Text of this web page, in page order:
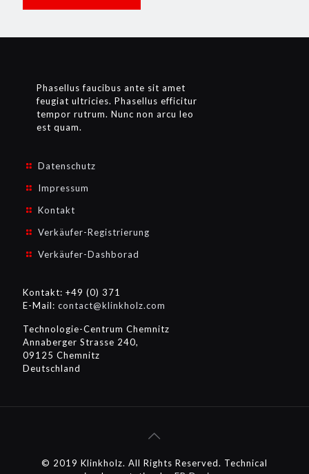
Phasellus faucibus ante sit amet
feugiat ultricies. Phasellus efficitur
tempor rutrum. Nunc non arcu leo
est quam.
Datenschutz
Impressum
Kontakt
Verkäufer-Registrierung
Verkäufer-Dashborad
Kontakt: +49 (0) 371
E-Mail: contact@klinkholz.com
Technologie-Centrum Chemnitz
Annaberger Strasse 240,
09125 Chemnitz
Deutschland
© 2019 Klinkholz. All Rights Reserved. Technical